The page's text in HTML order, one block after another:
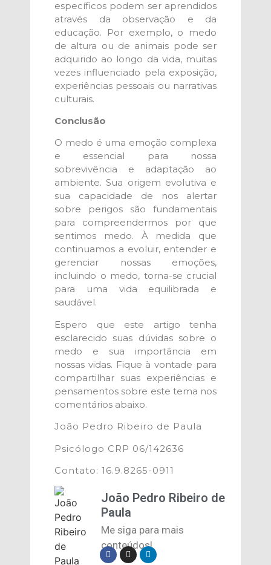
específicos podem ser aprendidos
através da observação e da
educação. Por exemplo, o medo
de altura ou de animais pode ser
adquirido ao longo da vida, muitas
vezes influenciado pela exposição,
experiências pessoais ou narrativas
culturais.
Conclusão
O medo é uma emoção complexa
e essencial para nossa
sobrevivência e adaptação ao
ambiente. Sua origem evolutiva e
sua capacidade de nos alertar
sobre perigos são fundamentais
para compreendermos por que
sentimos medo. À medida que
continuamos a evoluir, entender e
gerenciar nossas emoções,
incluindo o medo, torna-se crucial
para uma vida equilibrada e
saudável.
Espero que este artigo tenha
esclarecido suas dúvidas sobre o
medo e sua importância em
nossas vidas. Fique à vontade para
compartilhar suas experiências e
pensamentos sobre este tema nos
comentários abaixo.
João Pedro Ribeiro de Paula
Psicólogo CRP 06/142636
Contato: 16.9.8265-0911
João Pedro Ribeiro de
Paula
Me siga para mais
conteúdos!